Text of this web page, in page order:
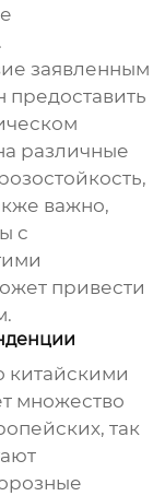
заявленным
различные
важно,
с
привести
китайскими
множество
так